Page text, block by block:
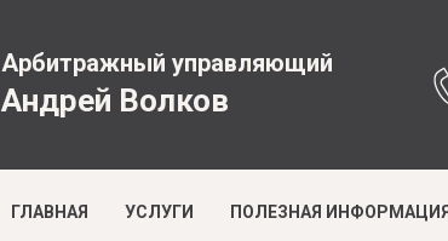
Арбитражный управляющий
Андрей Волков
ГЛАВНАЯ УСЛУГИ ПОЛЕЗНАЯ ИНФОРМАЦИЯ